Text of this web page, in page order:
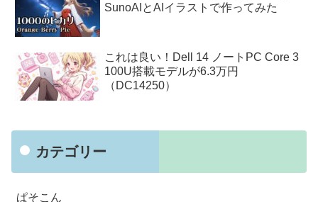
SunoAIとAIイラストで作ってみた
これは良い！Dell 14 ノートPC Core 3
100U搭載モデルが6.3万円
（DC14250）
カテゴリー
ぱそこん